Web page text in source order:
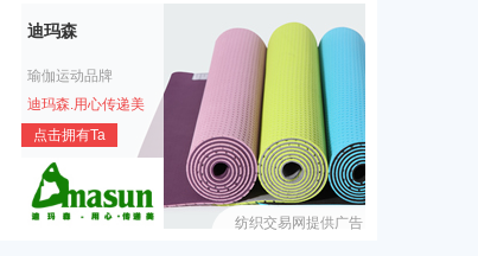
迪玛森
瑜伽运动品牌
迪玛森.用心传递美
点击拥有Ta
纺织交易网提供广告